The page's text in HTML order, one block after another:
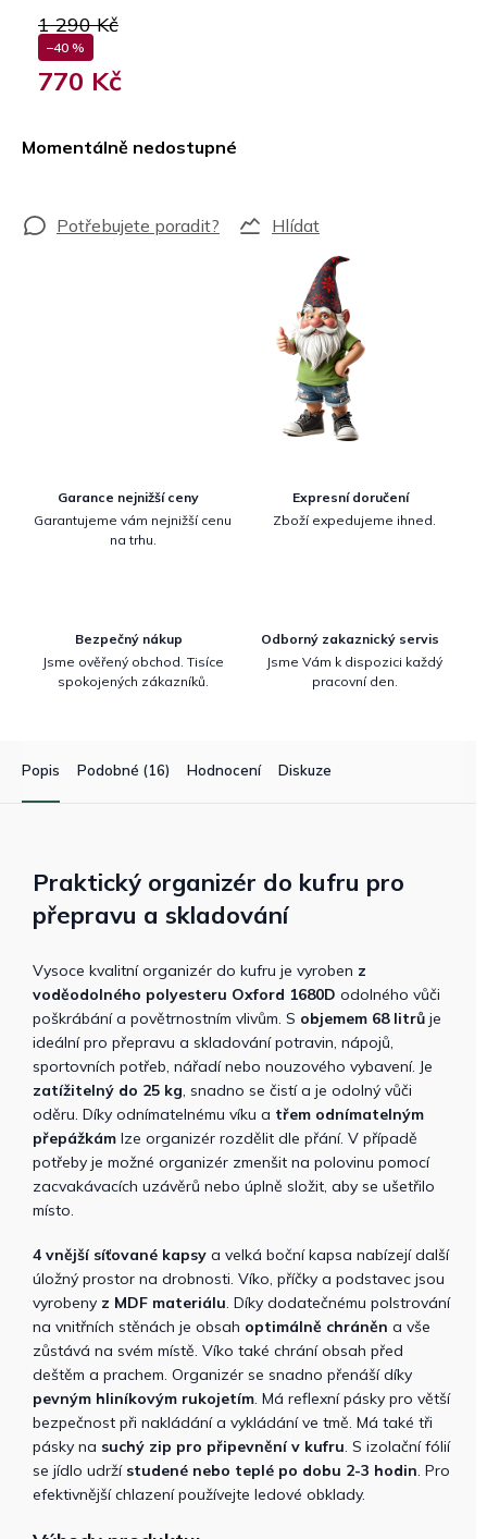
1 290 Kč
–40 %
770 Kč
Momentálně nedostupné
Hlídat
Garance nejnižší ceny
Garantujeme vám nejnižší cenu
na trhu.
Expresní doručení
Zboží expedujeme ihned.
Bezpečný nákup
Jsme ověřený obchod. Tisíce
spokojených zákazníků.
Odborný zakaznický servis
Jsme Vám k dispozici každý
pracovní den.
Popis Podobné (16) Hodnocení Diskuze
Praktický organizér do kufru pro
přepravu a skladování
Vysoce kvalitní organizér do kufru je vyroben z
voděodolného polyesteru Oxford 1680D odolného vůči
poškrábání a povětrnostním vlivům. S objemem 68 litrů je
ideální pro přepravu a skladování potravin, nápojů,
sportovních potřeb, nářadí nebo nouzového vybavení. Je
zatížitelný do 25 kg, snadno se čistí a je odolný vůči
oděru. Díky odnímatelnému víku a třem odnímatelným
přepážkám lze organizér rozdělit dle přání. V případě
potřeby je možné organizér zmenšit na polovinu pomocí
zacvakávacích uzávěrů nebo úplně složit, aby se ušetřilo
místo.
4 vnější síťované kapsy a velká boční kapsa nabízejí další
úložný prostor na drobnosti. Víko, příčky a podstavec jsou
vyrobeny z MDF materiálu. Díky dodatečnému polstrování
na vnitřních stěnách je obsah optimálně chráněn a vše
zůstává na svém místě. Víko také chrání obsah před
deštěm a prachem. Organizér se snadno přenáší díky
pevným hliníkovým rukojetím. Má reflexní pásky pro větší
bezpečnost při nakládání a vykládání ve tmě. Má také tři
pásky na suchý zip pro připevnění v kufru. S izolační fólií
se jídlo udrží studené nebo teplé po dobu 2-3 hodin. Pro
efektivnější chlazení používejte ledové obklady.